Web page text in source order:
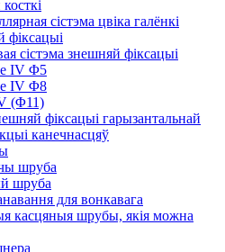
сістэма цвіка галёнкі
фіксацыі
сістэма знешняй фіксацыі
IV Φ5
IV Φ8
(Φ11)
фіксацыі гарызантальнай
канечнасцяў
шруба
шруба
для вонкавага
касцяныя шрубы, якія можна